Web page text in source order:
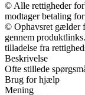
© Alle rettigheder
modtager betaling
© Ophavsret gælder
gennem
tilladelse fra
Beskrivelse
Ofte stillede
Brug for hjælp
Mening